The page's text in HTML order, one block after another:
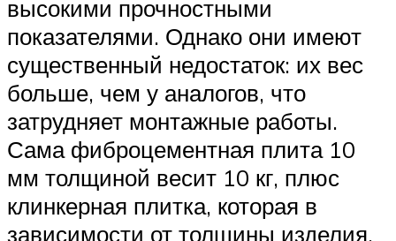
высокими прочностными
показателями. Однако они имеют
существенный недостаток: их вес
больше, чем у аналогов, что
затрудняет монтажные работы.
Сама фиброцементная плита 10
мм толщиной весит 10 кг, плюс
клинкерная плитка, которая в
зависимости от толщины изделия,